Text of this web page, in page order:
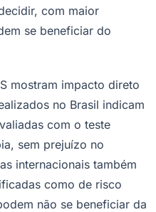
com maior
se beneficiar do
mostram impacto direto
no Brasil indicam
com o teste
sem prejuízo no
internacionais também
como de risco
não se beneficiar da